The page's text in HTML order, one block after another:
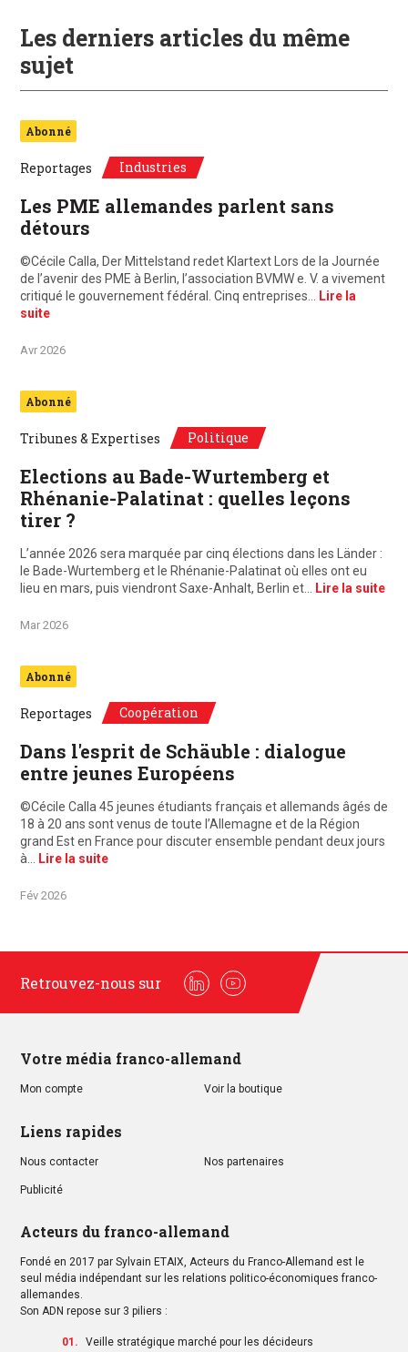
Les derniers articles du même
sujet
Abonné
Reportages Industries
Les PME allemandes parlent sans
détours
©Cécile Calla, Der Mittelstand redet Klartext Lors de la Journée
de l’avenir des PME à Berlin, l’association BVMW e. V. a vivement
critiqué le gouvernement fédéral. Cinq entreprises…
Lire la
suite
Avr 2026
Abonné
Tribunes & Expertises Politique
Elections au Bade-Wurtemberg et
Rhénanie-Palatinat : quelles leçons
tirer ?
L’année 2026 sera marquée par cinq élections dans les Länder :
le Bade-Wurtemberg et le Rhénanie-Palatinat où elles ont eu
lieu en mars, puis viendront Saxe-Anhalt, Berlin et…
Lire la suite
Mar 2026
Abonné
Reportages Coopération
Dans l'esprit de Schäuble : dialogue
entre jeunes Européens
©Cécile Calla 45 jeunes étudiants français et allemands âgés de
18 à 20 ans sont venus de toute l’Allemagne et de la Région
grand Est en France pour discuter ensemble pendant deux jours
à…
Lire la suite
Fév 2026
Retrouvez-nous sur
LinkedinYoutube
Votre média franco-allemand
Mon compte Voir la boutique
Liens rapides
Nous contacter Nos partenaires
Publicité
Acteurs du franco-allemand
Fondé en 2017 par Sylvain ETAIX, Acteurs du Franco-Allemand est le
seul média indépendant sur les relations politico-économiques franco-
allemandes.
Son ADN repose sur 3 piliers :
Veille stratégique marché pour les décideurs